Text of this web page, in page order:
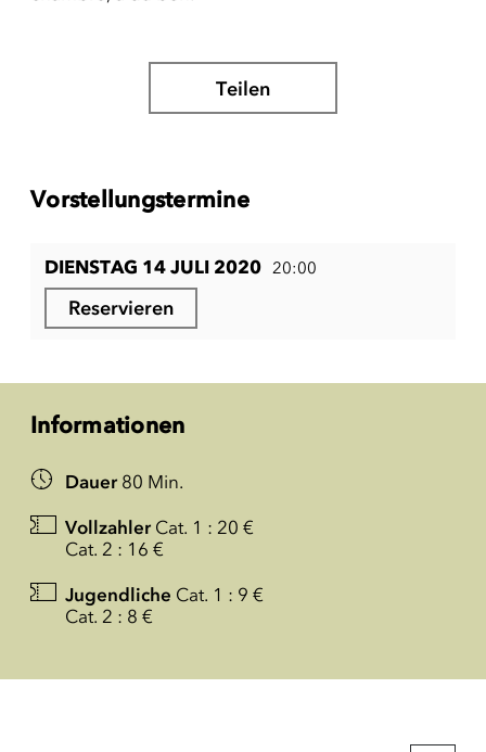
Teilen
Vorstellungstermine
DIENSTAG 14 JULI 2020 20:00
Reservieren
Informationen
Dauer 80 Min.
Vollzahler Cat. 1 : 20 €
Cat. 2 : 16 €
Jugendliche Cat. 1 : 9 €
Cat. 2 : 8 €